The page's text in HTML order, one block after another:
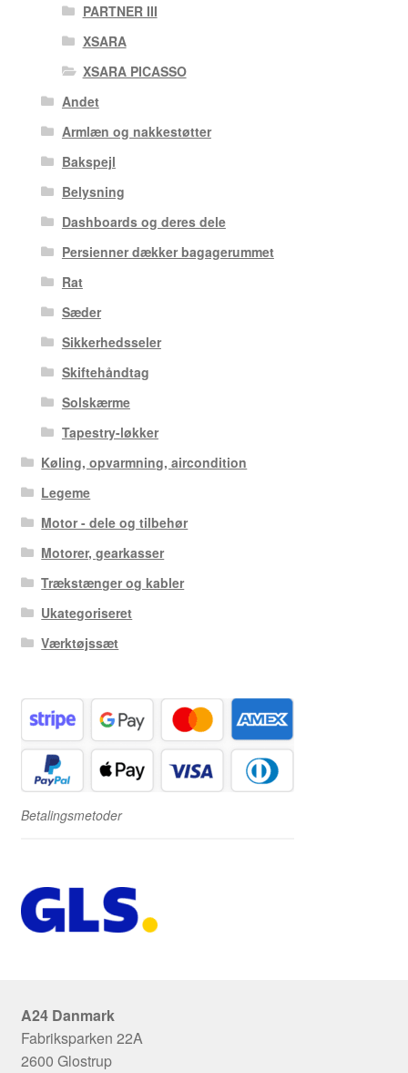
PARTNER III
XSARA
XSARA PICASSO
Andet
Armlæn og nakkestøtter
Bakspejl
Belysning
Dashboards og deres dele
Persienner dækker bagagerummet
Rat
Sæder
Sikkerhedsseler
Skiftehåndtag
Solskærme
Tapestry-løkker
Køling, opvarmning, aircondition
Legeme
Motor - dele og tilbehør
Motorer, gearkasser
Trækstænger og kabler
Ukategoriseret
Værktøjssæt
Betalingsmetoder
A24 Danmark
Fabriksparken 22A
2600 Glostrup